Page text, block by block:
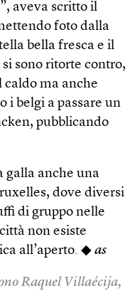
aveva scritto il
foto dalla
bella fresca e il
sono ritorte contro,
caldo ma anche
i belgi a passare un
pubblicando
galla anche una
dove diversi
di gruppo nelle
non esiste
all’aperto. ◆ as
Raquel Villaécija,